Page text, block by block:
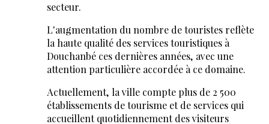
secteur.
L'augmentation du nombre de touristes reflète
la haute qualité des services touristiques à
Douchanbé ces dernières années, avec une
attention particulière accordée à ce domaine.
Actuellement, la ville compte plus de 2 500
établissements de tourisme et de services qui
accueillent quotidiennement des visiteurs